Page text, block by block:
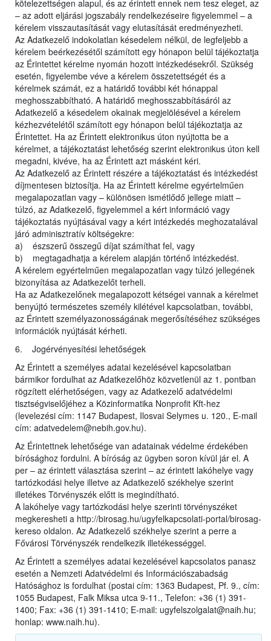
kötelezettségen alapul, és az érintett ennek nem tesz eleget, az
– az adott eljárási jogszabály rendelkezéseire figyelemmel – a
kérelem visszautasítását vagy elutasítását eredményezheti.
Az Adatkezelő indokolatlan késedelem nélkül, de legfeljebb a
kérelem beérkezésétől számított egy hónapon belül tájékoztatja
az Érintettet kérelme nyomán hozott intézkedésekről. Szükség
esetén, figyelembe véve a kérelem összetettségét és a
kérelmek számát, ez a határidő további két hónappal
meghosszabbítható. A határidő meghosszabbításáról az
Adatkezelő a késedelem okainak megjelölésével a kérelem
kézhezvételétől számított egy hónapon belül tájékoztatja az
Érintettet. Ha az Érintett elektronikus úton nyújtotta be a
kérelmet, a tájékoztatást lehetőség szerint elektronikus úton kell
megadni, kivéve, ha az Érintett azt másként kéri.
Az Adatkezelő az Érintett részére a tájékoztatást és intézkedést
díjmentesen biztosítja. Ha az Érintett kérelme egyértelműen
megalapozatlan vagy – különösen ismétlődő jellege miatt –
túlzó, az Adatkezelő, figyelemmel a kért információ vagy
tájékoztatás nyújtásával vagy a kért intézkedés meghozatalával
járó adminisztratív költségekre:
a) észszerű összegű díjat számíthat fel, vagy
b) megtagadhatja a kérelem alapján történő intézkedést.
A kérelem egyértelműen megalapozatlan vagy túlzó jellegének
bizonyítása az Adatkezelőt terheli.
Ha az Adatkezelőnek megalapozott kétségei vannak a kérelmet
benyújtó természetes személy kilétével kapcsolatban, további,
az Érintett személyazonosságának megerősítéséhez szükséges
információk nyújtását kérheti.
6. Jogérvényesítési lehetőségek
Az Érintett a személyes adatai kezelésével kapcsolatban
bármikor fordulhat az Adatkezelőhöz közvetlenül az 1. pontban
rögzített elérhetőségen, vagy az Adatkezelő adatvédelmi
tisztségviselőjéhez a Közinformatika Nonprofit Kft-hez
(levelezési cím: 1147 Budapest, Ilosvai Selymes u. 120., E-mail
cím: adatvedelem@nebih.gov.hu).
Az Érintettnek lehetősége van adatainak védelme érdekében
bírósághoz fordulni. A bíróság az ügyben soron kívül jár el. A
per – az érintett választása szerint – az érintett lakóhelye vagy
tartózkodási helye illetve az Adatkezelő székhelye szerint
illetékes Törvényszék előtt is megindítható.
A lakóhelye vagy tartózkodási helye szerinti törvényszéket
megkeresheti a http://birosag.hu/ugyfelkapcsolati-portal/birosag-
kereso oldalon. Az Adatkezelő székhelye szerint a perre a
Fővárosi Törvényszék rendelkezik illetékességgel.
Az Érintett a személyes adatai kezelésével kapcsolatos panasz
esetén a Nemzeti Adatvédelmi és Információszabadság
Hatósághoz is fordulhat (postai cím: 1363 Budapest, Pf. 9., cím:
1055 Budapest, Falk Miksa utca 9-11., Telefon: +36 (1) 391-
1400; Fax: +36 (1) 391-1410; E-mail: ugyfelszolgalat@naih.hu;
honlap: www.naih.hu).